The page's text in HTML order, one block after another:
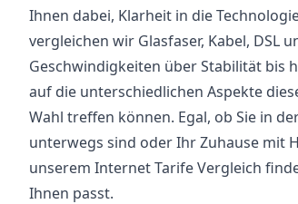
Ihnen dabei, Klarheit in die
vergleichen wir Glasfaser, Kabel, DSL
Geschwindigkeiten über Stabilität
auf die unterschiedlichen Aspekte
Wahl treffen können. Egal, ob Sie in
unterwegs sind oder Ihr Zuhause mit
unserem Internet Tarife Vergleich
Ihnen passt.